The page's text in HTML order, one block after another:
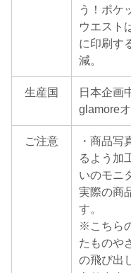
う！ポケ
ウエスト
に印刷す
減。
生産国
日本企画
glamore
ご注意
・商品写
るよう加
いのモニ
実際の商
す。
※こちら
たものや
の飛び出